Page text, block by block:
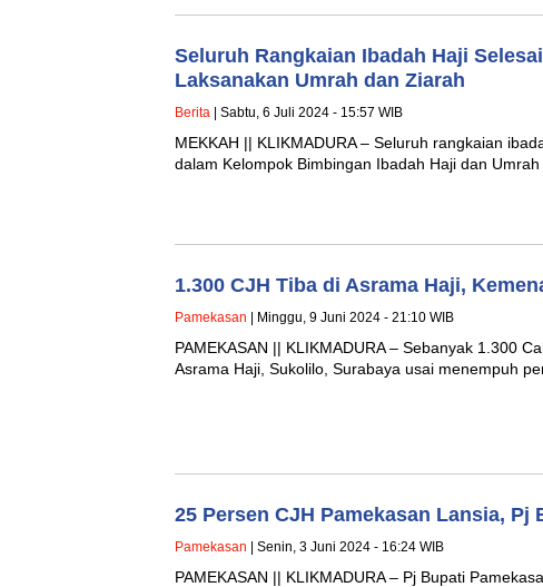
Seluruh Rangkaian Ibadah Haji
Laksanakan Umrah dan Ziarah
Berita | Sabtu, 6 Juli 2024 - 15:57 WIB
MEKKAH || KLIKMADURA – Seluruh rangkaian
dalam Kelompok Bimbingan Ibadah Haji dan Umrah
1.300 CJH Tiba di Asrama Haji,
Pamekasan | Minggu, 9 Juni 2024 - 21:10 WIB
PAMEKASAN || KLIKMADURA – Sebanyak 1.300
Asrama Haji, Sukolilo, Surabaya usai menempuh
25 Persen CJH Pamekasan Lansia, Pj
Pamekasan | Senin, 3 Juni 2024 - 16:24 WIB
PAMEKASAN || KLIKMADURA – Pj Bupati